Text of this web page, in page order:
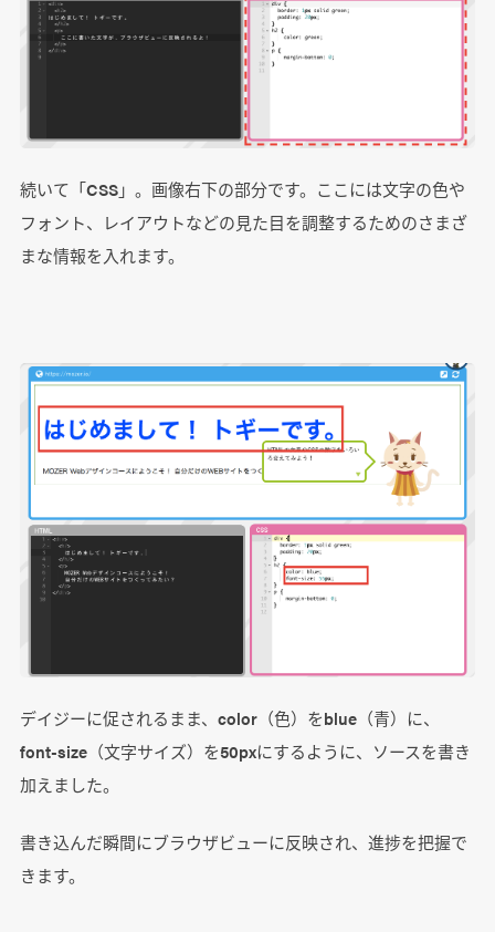
続いて「CSS」。画像右下の部分です。ここには文字の色や
フォント、レイアウトなどの見た目を調整するためのさまざ
まな情報を入れます。
デイジーに促されるまま、color（色）をblue（青）に、
font-size（文字サイズ）を50pxにするように、ソースを書き
加えました。
書き込んだ瞬間にブラウザビューに反映され、進捗を把握で
きます。